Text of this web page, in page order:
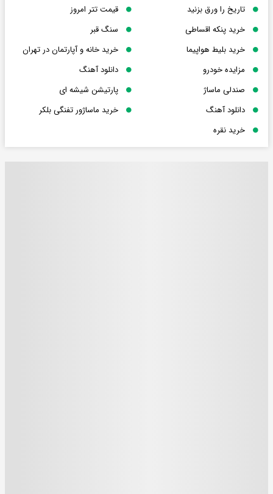
تاریخ را ورق بزنید
قیمت تتر امروز
خرید پنکه اقساطی
سنگ قبر
خرید بلیط هواپیما
خرید خانه و آپارتمان در تهران
مزایده خودرو
دانلود آهنگ
صندلی ماساژ
پارتیشن شیشه ای
دانلود آهنگ
خرید ماساژور تفنگی بلکر
خرید نقره